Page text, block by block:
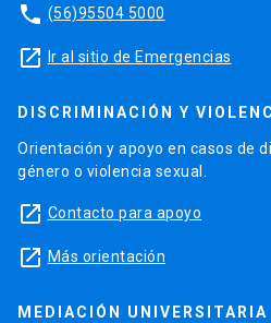
phone (56)95504 5000
launch Ir al sitio de Emergencias
DISCRIMINACIÓN Y
Orientación y apoyo en casos de
género o violencia sexual.
launch Contacto para apoyo
launch Más orientación
MEDIACIÓN UNIVERSITARIA